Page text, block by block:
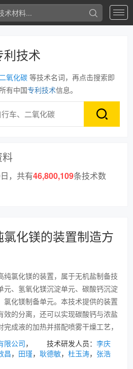
专
利
利技术
氧化碳 等技术名词，再点击搜索即
有中国专利技术信息。
，共有46,800,109条技术数
化镁的装置制造方
纯氯化镁的装置，属于无机盐制备技
元、氢氧化镁沉淀单元、碳酸钙沉淀
氯化镁制备单元。本技术提供的装置
效的分离，还可以实现碳酸钙与浓盐
成液的加热并搭配喷雾干燥工艺，
限公司， 技术研发人员： 李庆
昌， 田瑾， 耿德敏， 杜玉涛， 张浩